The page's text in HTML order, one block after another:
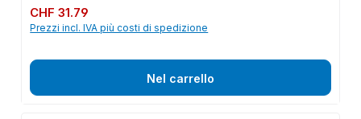
Prezzo normale:
CHF 31.79
Prezzi incl. IVA più costi di spedizione
Nel carrello